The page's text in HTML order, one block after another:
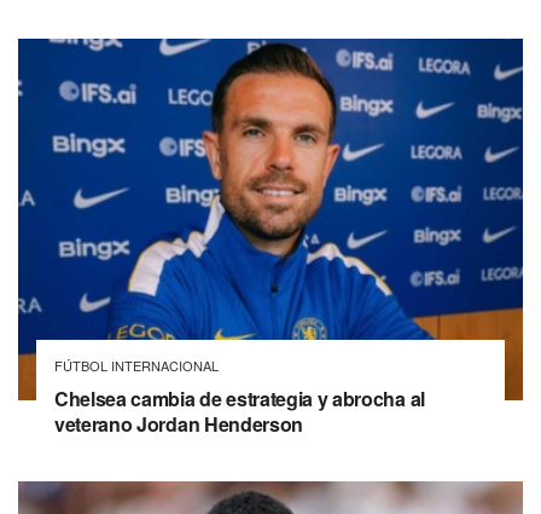
FÚTBOL INTERNACIONAL
Chelsea cambia de estrategia y abrocha al
veterano Jordan Henderson